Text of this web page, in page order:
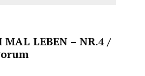
MAL LEBEN – NR.4 /